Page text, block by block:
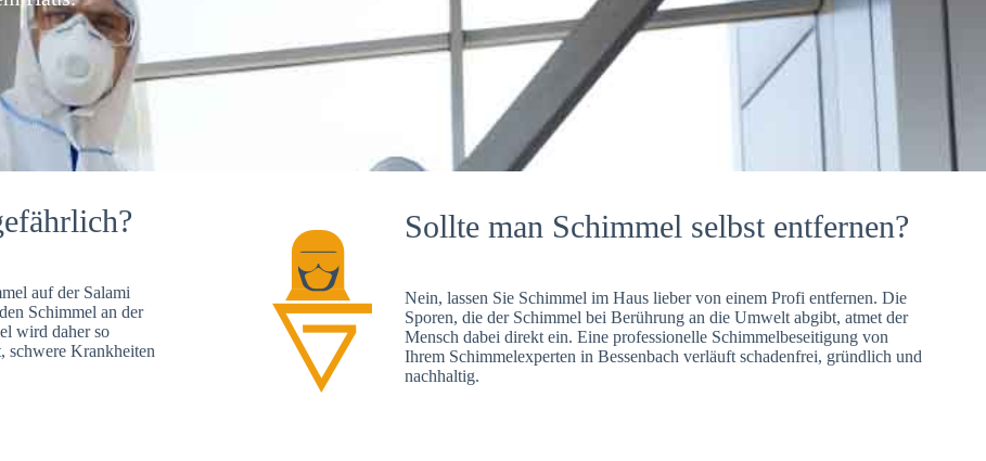
auf der Salami
Schimmel an der
wird daher so
schwere Krankheiten
Sollte man Schimmel selbst entfernen?
Nein, lassen Sie Schimmel im Haus lieber von einem Profi entfernen. Die
Sporen, die der Schimmel bei Berührung an die Umwelt abgibt, atmet der
Mensch dabei direkt ein. Eine professionelle Schimmelbeseitigung von
Ihrem Schimmelexperten in Bessenbach verläuft schadenfrei, gründlich und
nachhaltig.